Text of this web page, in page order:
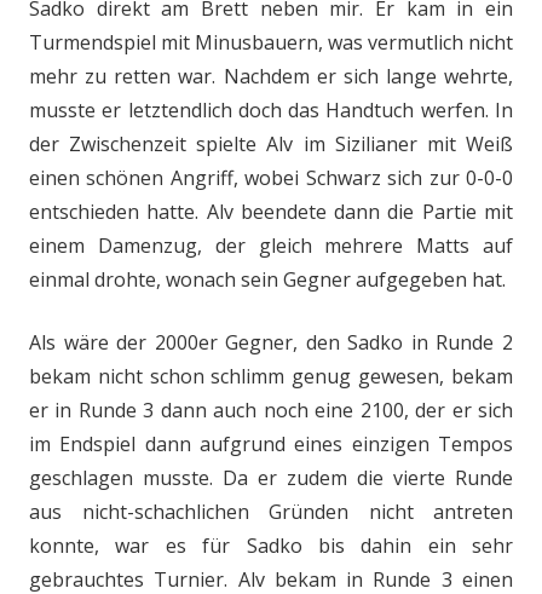
Sadko direkt am Brett neben mir. Er kam in ein
Turmendspiel mit Minusbauern, was vermutlich nicht
mehr zu retten war. Nachdem er sich lange wehrte,
musste er letztendlich doch das Handtuch werfen. In
der Zwischenzeit spielte Alv im Sizilianer mit Weiß
einen schönen Angriff, wobei Schwarz sich zur 0-0-0
entschieden hatte. Alv beendete dann die Partie mit
einem Damenzug, der gleich mehrere Matts auf
einmal drohte, wonach sein Gegner aufgegeben hat.
Als wäre der 2000er Gegner, den Sadko in Runde 2
bekam nicht schon schlimm genug gewesen, bekam
er in Runde 3 dann auch noch eine 2100, der er sich
im Endspiel dann aufgrund eines einzigen Tempos
geschlagen musste. Da er zudem die vierte Runde
aus nicht-schachlichen Gründen nicht antreten
konnte, war es für Sadko bis dahin ein sehr
gebrauchtes Turnier. Alv bekam in Runde 3 einen